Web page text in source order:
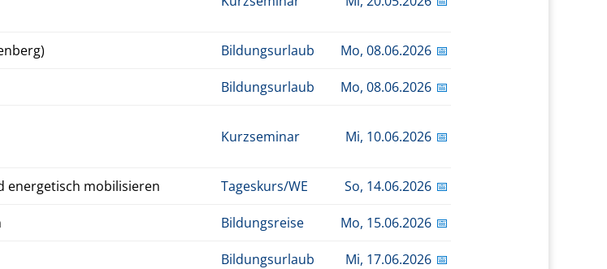
Bildungsurlaub Mo, 08.06.2026 📅
Bildungsurlaub Mo, 08.06.2026 📅
Kurzseminar Mi, 10.06.2026 📅
en­er­getisch mo­bil­isieren Tageskurs/WE So, 14.06.2026 📅
Bildungsreise Mo, 15.06.2026 📅
Bildungsurlaub Mi, 17.06.2026 📅